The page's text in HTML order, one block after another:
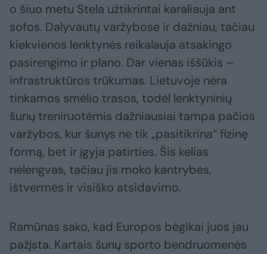
o šiuo metu Stela užtikrintai karaliauja ant
sofos. Dalyvautų varžybose ir dažniau, tačiau
kiekvienos lenktynės reikalauja atsakingo
pasirengimo ir plano. Dar vienas iššūkis –
infrastruktūros trūkumas. Lietuvoje nėra
tinkamos smėlio trasos, todėl lenktyninių
šunų treniruotėmis dažniausiai tampa pačios
varžybos, kur šunys ne tik „pasitikrina“ fizinę
formą, bet ir įgyja patirties. Šis kelias
nelengvas, tačiau jis moko kantrybės,
ištvermės ir visiško atsidavimo.
Ramūnas sako, kad Europos bėgikai juos jau
pažįsta. Kartais šunų sporto bendruomenės